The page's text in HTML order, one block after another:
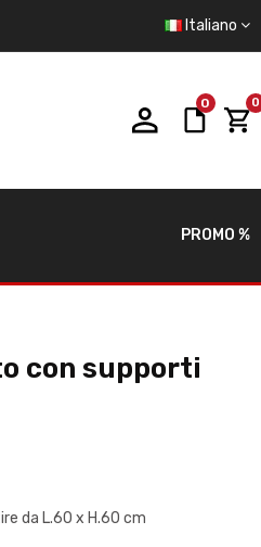
Italiano
0 0
PROMO %
con supporti
da L.60 x H.60 cm